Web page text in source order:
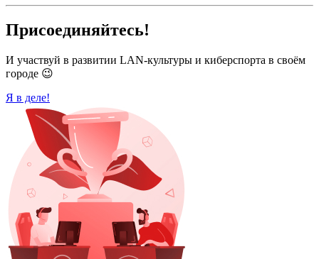
Присоединяйтесь!
И участвуй в развитии LAN-культуры и киберспорта в своём
городе 😉
Я в деле!